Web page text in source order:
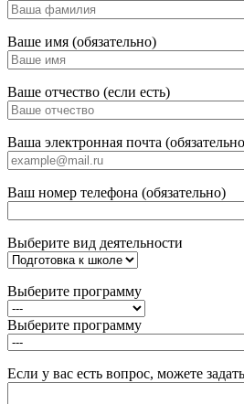
Ваше имя (обязательно)
Ваше отчество (если есть)
Ваша электронная почта
Ваш номер телефона (обязательно)
Выберите вид деятельности
Выберите программу
Выберите программу
Если у вас есть вопрос, можете